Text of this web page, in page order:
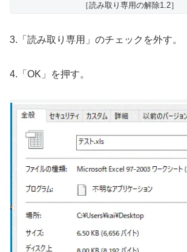
［読み取り専用の解除1.2］
3.「読み取り専用」のチェックを外す。
4.「OK」を押す。